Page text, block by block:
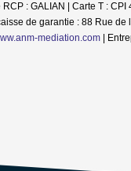
: GALIAN | Carte T : CPI
de garantie : 88 Rue
mediation.com